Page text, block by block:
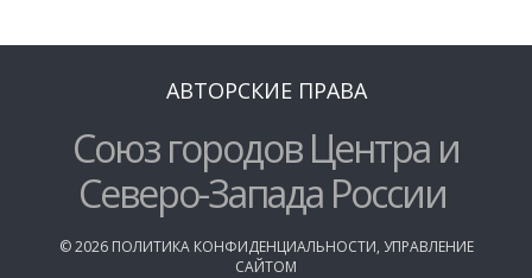
АВТОРСКИЕ ПРАВА
Союз городов Центра и
Северо-Запада России
©2026 ПОЛИТИКА КОНФИДЕНЦИАЛЬНОСТИ, УПРАВЛЕНИЕ
САЙТОМ